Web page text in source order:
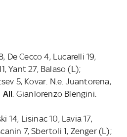
De Cecco 4, Lucarelli 19,
Yant 27, Balaso (L);
5, Kovar. N.e. Juantorena,
All. Gianlorenzo Blengini.
14, Lisinac 10, Lavia 17,
7, Sbertoli 1, Zenger (L);